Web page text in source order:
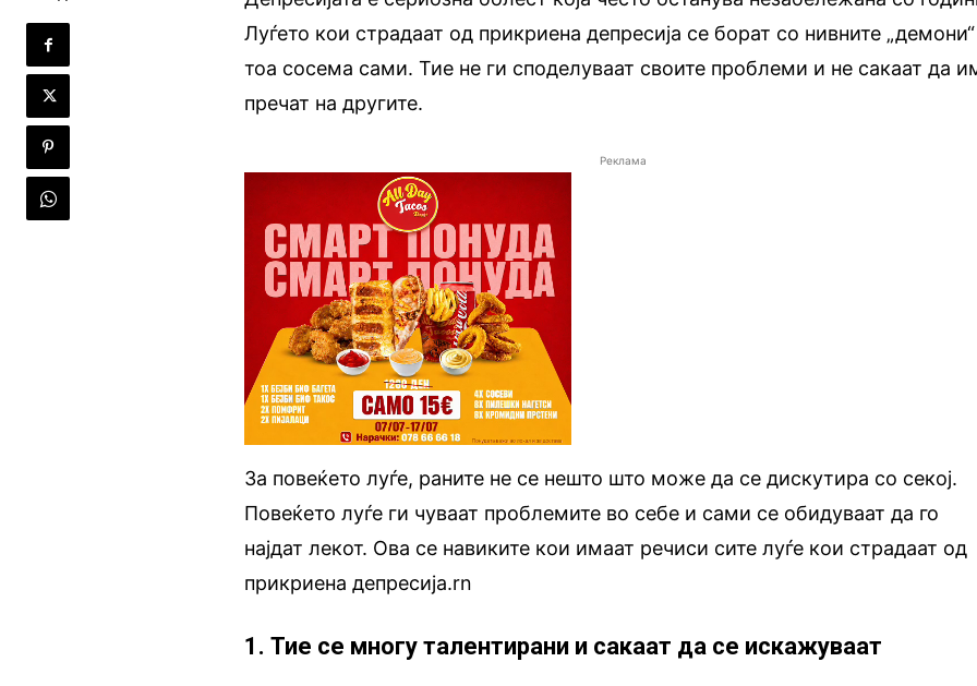
Луѓето кои страдаат од прикриена депресија се борат со нивните
тоа сосема сами. Тие не ги споделуваат своите проблеми и не сакаат да
пречат на другите.
Реклама
За повеќето луѓе, раните не се нешто што може да се дискутира со секој.
Повеќето луѓе ги чуваат проблемите во себе и сами се обидуваат да го
најдат лекот. Ова се навиките кои имаат речиси сите луѓе кои страдаат од
прикриена депресија.rn
1. Тие се многу талентирани и сакаат да се искажуваат